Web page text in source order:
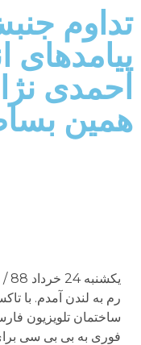
تداوم
پیامدهای
احمدی
همین
رم به لندن آمدم. با
ساختمان تلویزیون
فوری به بی بی سی